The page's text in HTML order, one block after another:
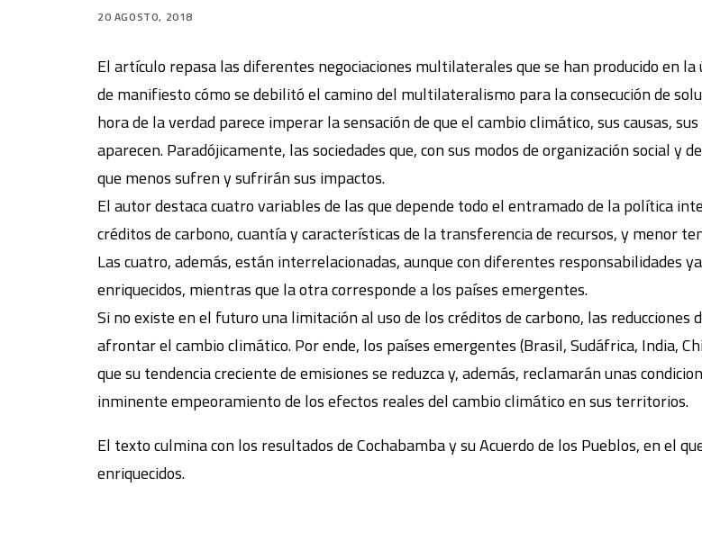
20 AGOSTO, 2018
El artículo repasa las diferentes negociaciones multilaterales que se han producido en
de manifiesto cómo se debilitó el camino del multilateralismo para la consecución de
hora de la verdad parece imperar la sensación de que el cambio climático, sus causas,
aparecen. Paradójicamente, las sociedades que, con sus modos de organización social y
que menos sufren y sufrirán sus impactos.
El autor destaca cuatro variables de las que depende todo el entramado de la política
créditos de carbono, cuantía y características de la transferencia de recursos, y menor
Las cuatro, además, están interrelacionadas, aunque con diferentes responsabilidades
enriquecidos, mientras que la otra corresponde a los países emergentes.
Si no existe en el futuro una limitación al uso de los créditos de carbono, las
afrontar el cambio climático. Por ende, los países emergentes (Brasil, Sudáfrica, India,
que su tendencia creciente de emisiones se reduzca y, además, reclamarán unas
inminente empeoramiento de los efectos reales del cambio climático en sus territorios.
El texto culmina con los resultados de Cochabamba y su Acuerdo de los Pueblos, en el
enriquecidos.